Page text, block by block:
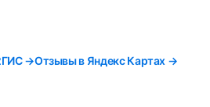
→Отзывы в Яндекс Картах →